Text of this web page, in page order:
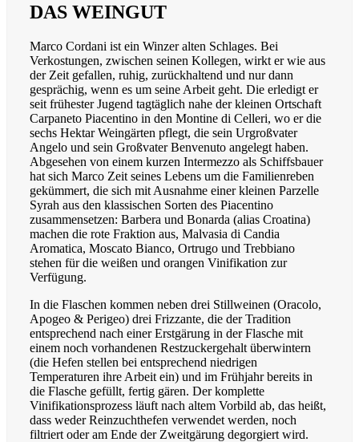
DAS WEINGUT
Marco Cordani ist ein Winzer alten Schlages. Bei
Verkostungen, zwischen seinen Kollegen, wirkt er wie aus
der Zeit gefallen, ruhig, zurückhaltend und nur dann
gesprächig, wenn es um seine Arbeit geht. Die erledigt er
seit frühester Jugend tagtäglich nahe der kleinen Ortschaft
Carpaneto Piacentino in den Montine di Celleri, wo er die
sechs Hektar Weingärten pflegt, die sein Urgroßvater
Angelo und sein Großvater Benvenuto angelegt haben.
Abgesehen von einem kurzen Intermezzo als Schiffsbauer
hat sich Marco Zeit seines Lebens um die Familienreben
gekümmert, die sich mit Ausnahme einer kleinen Parzelle
Syrah aus den klassischen Sorten des Piacentino
zusammensetzen: Barbera und Bonarda (alias Croatina)
machen die rote Fraktion aus, Malvasia di Candia
Aromatica, Moscato Bianco, Ortrugo und Trebbiano
stehen für die weißen und orangen Vinifikation zur
Verfügung.
In die Flaschen kommen neben drei Stillweinen (Oracolo,
Apogeo & Perigeo) drei Frizzante, die der Tradition
entsprechend nach einer Erstgärung in der Flasche mit
einem noch vorhandenen Restzuckergehalt überwintern
(die Hefen stellen bei entsprechend niedrigen
Temperaturen ihre Arbeit ein) und im Frühjahr bereits in
die Flasche gefüllt, fertig gären. Der komplette
Vinifikationsprozess läuft nach altem Vorbild ab, das heißt,
dass weder Reinzuchthefen verwendet werden, noch
filtriert oder am Ende der Zweitgärung degorgiert wird.